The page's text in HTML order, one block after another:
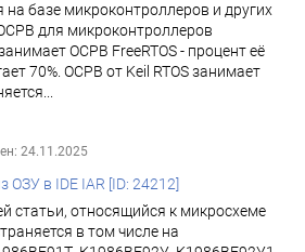
на базе микроконтроллеров и других
для микроконтроллеров
ОСРВ FreeRTOS - процент её
70%. ОСРВ от Keil RTOS занимает
24.11.2025
ОЗУ в IDE IAR [ID: 24212]
статьи, относящийся к микросхеме
в том числе на